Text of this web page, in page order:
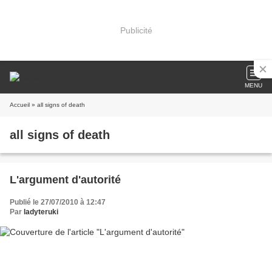
Publicité
MENU
Accueil » all signs of death
all signs of death
L'argument d'autorité
Publié le 27/07/2010 à 12:47
Par ladyteruki